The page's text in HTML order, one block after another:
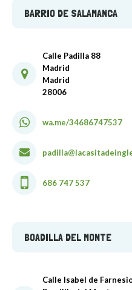
BARRIO DE SALAMANCA
Calle Padilla 88
Madrid
Madrid
28006
wa.me/34686747537
686 747 537
BOADILLA DEL MONTE
Calle Isabel de